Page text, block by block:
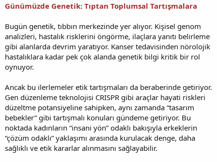
Günümüzde Genetik: Tıptan Toplumsal Tartışmalara
Bugün genetik, tıbbın merkezinde yer alıyor. Kişisel genom
analizleri, hastalık risklerini öngörme, ilaçlara yanıtı belirleme
gibi alanlarda devrim yaratıyor. Kanser tedavisinden nörolojik
hastalıklara kadar pek çok alanda genetik bilgi kritik bir rol
oynuyor.
Ancak bu ilerlemeler etik tartışmaları da beraberinde getiriyor.
Gen düzenleme teknolojisi CRISPR gibi araçlar hayati riskleri
düzeltme potansiyeline sahipken, aynı zamanda “tasarım
bebekler” gibi tartışmalı konuları gündeme getiriyor. Bu
noktada kadınların “insani yön” odaklı bakışıyla erkeklerin
“çözüm odaklı” yaklaşımı arasında kurulacak denge, daha
sağlıklı ve etik kararlar alınmasını sağlayabilir.